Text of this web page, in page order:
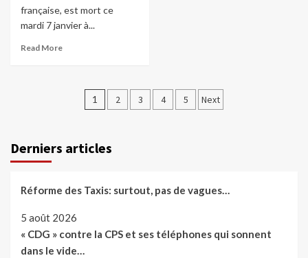
française, est mort ce
mardi 7 janvier à...
Read More
Pagination
publications
1 2 3 4 5 Next
Derniers articles
Réforme des Taxis: surtout, pas de vagues…
5 août 2026
« CDG » contre la CPS et ses téléphones qui sonnent
dans le vide…